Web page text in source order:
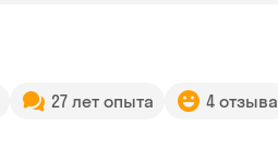
27 лет опыта 4 отзыва